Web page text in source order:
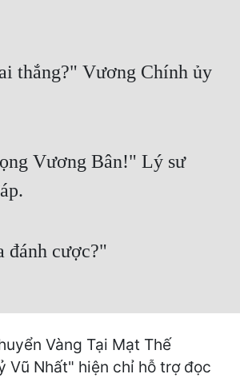
thắng?" Vương Chính ủy
Vương Bân!" Lý sư
đánh cược?"
Vàng Tại Mạt Thế
Vũ Nhất" hiện chỉ hỗ trợ đọc